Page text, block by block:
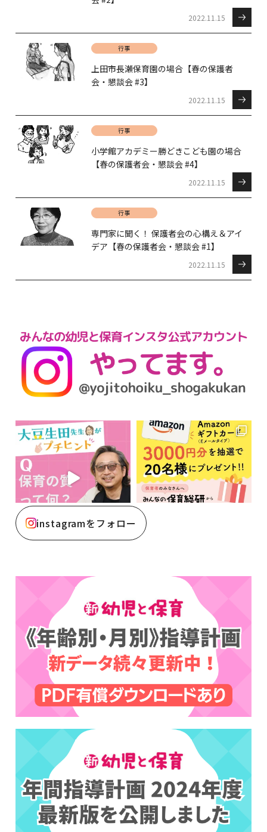
2022.11.15
行事
上田市長瀬保育園の場合【春の保護者
会・懇談会 #3】
2022.11.15
行事
小学館アカデミー勝どきこども園の場合
【春の保護者会・懇談会 #4】
2022.11.15
行事
専門家に聞く！ 保護者会の心構え＆アイ
デア【春の保護者会・懇談会 #1】
2022.11.15
instagramをフォロー